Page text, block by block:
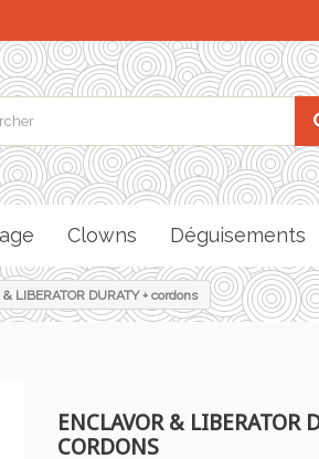
Clowns Déguisements
& LIBERATOR DURATY + cordons
ENCLAVOR & LIBERATOR
CORDONS